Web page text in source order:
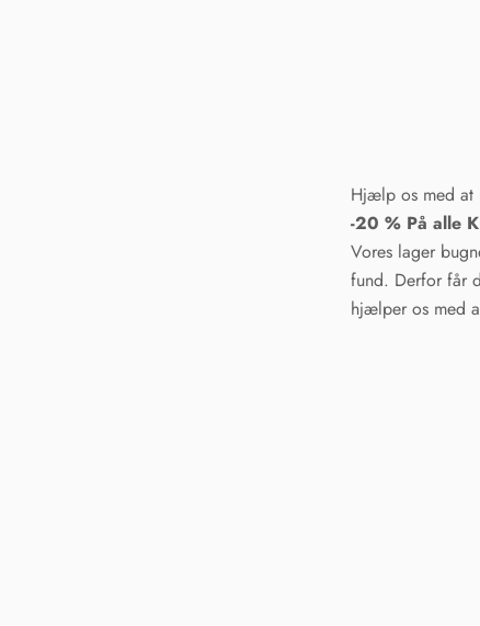
Hjælp os med at
-20 % På alle
Vores lager
fund. Derfor får
hjælper os med